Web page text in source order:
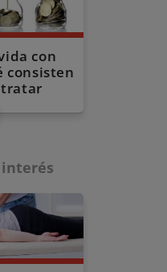
con
consisten
interés